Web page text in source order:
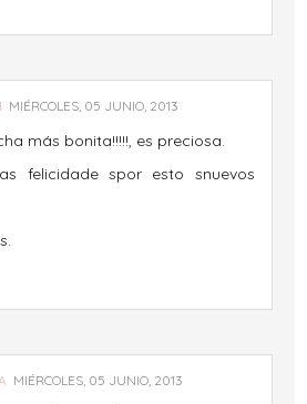
MIÉRCOLES, 05 JUNIO, 2013
más bonita!!!!!, es preciosa.
felicidade spor esto snuevos
MIÉRCOLES, 05 JUNIO, 2013